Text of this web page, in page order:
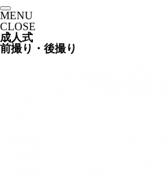
MENU
CLOSE
成人式
前撮り・後撮り